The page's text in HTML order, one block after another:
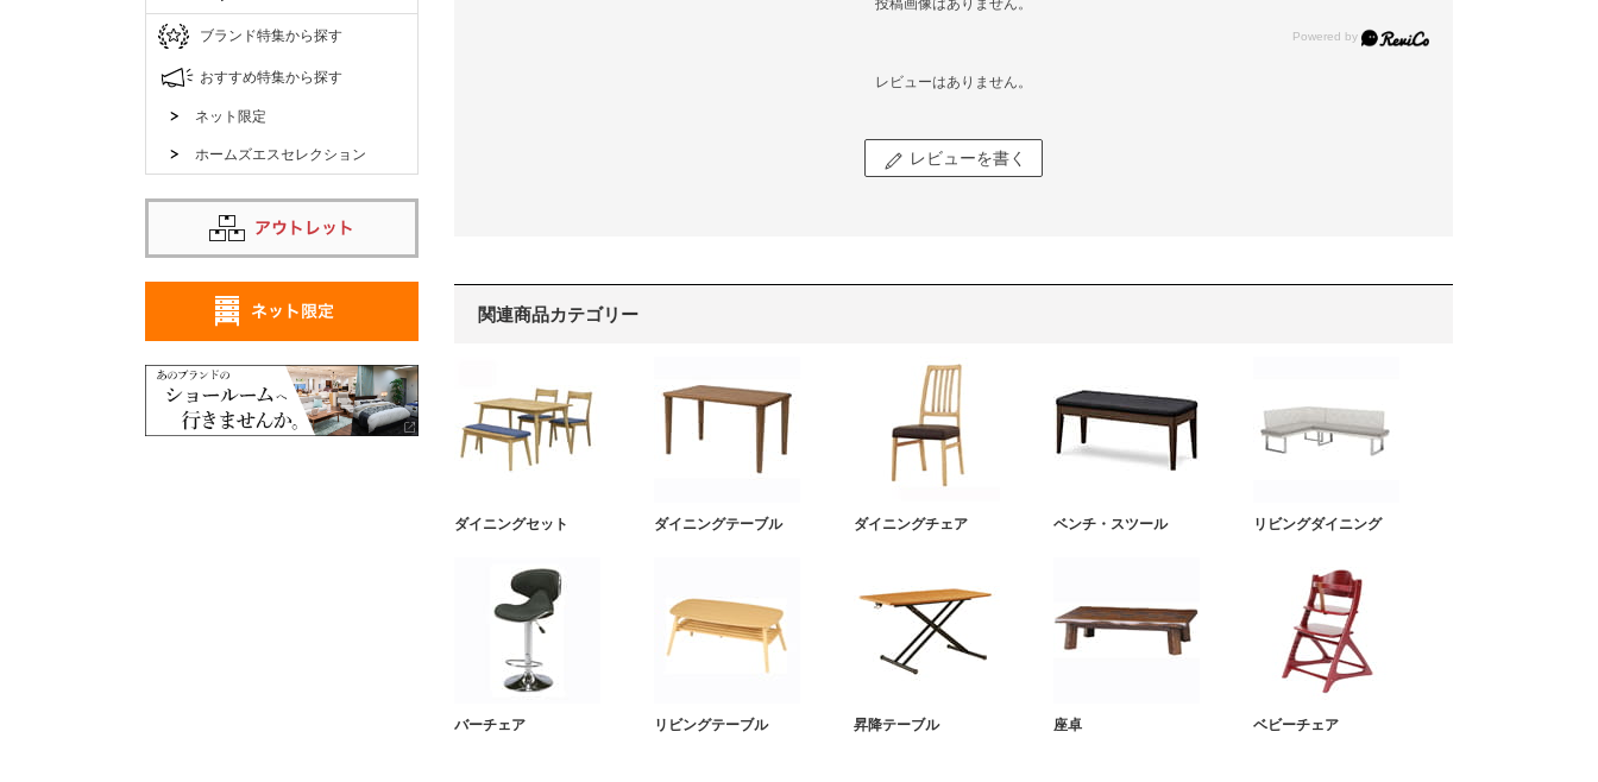
投稿画像はありません。
レビューはありません。
レビューを書く
関連商品カテゴリー
ダイニングセット ダイニングテーブル ダイニングチェア ベンチ・スツール リビングダイニング
バーチェア リビングテーブル 昇降テーブル 座卓 ベビーチェア
ブランド特集から探す
おすすめ特集から探す
ネット限定
ホームズエスセレクション